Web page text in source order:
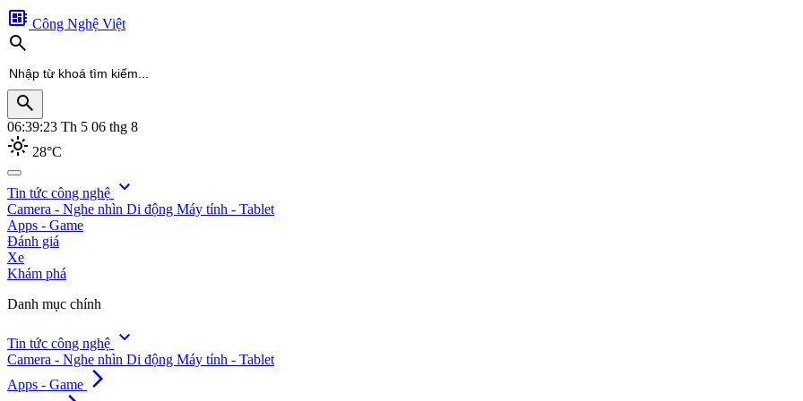
developer_board Công Nghệ Việt
search
search
06:39:25 Th 5 06 thg 8
light_mode 28°C
search
Tin tức công nghệ expand_more
Camera - Nghe nhìn Di động Máy tính - Tablet
Apps - Game
Đánh giá
Xe
Khám phá
Danh mục chính
Tin tức công nghệ expand_more
Camera - Nghe nhìn Di động Máy tính - Tablet
Apps - Game arrow_forward_ios